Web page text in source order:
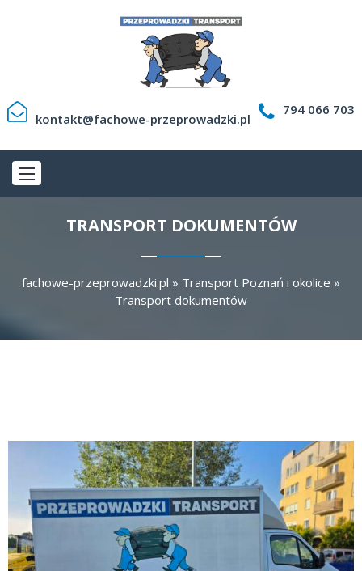
kontakt@fachowe-przeprowadzki.pl
794 066 703
TRANSPORT DOKUMENTÓW
fachowe-przeprowadzki.pl » Transport Poznań i okolice »
Transport dokumentów